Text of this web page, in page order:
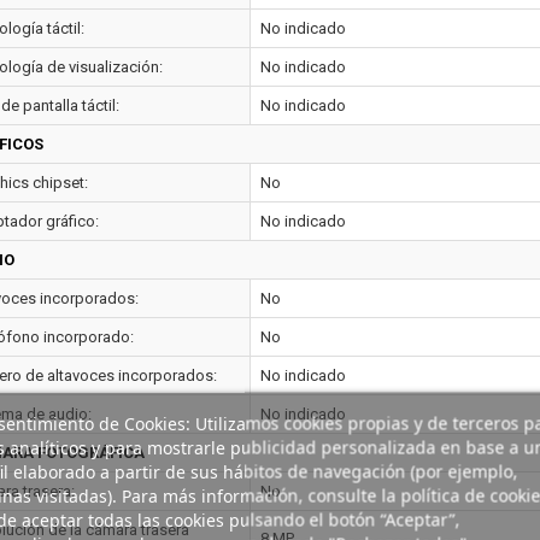
táctil: No indicado
de visualización: No indicado
pantalla táctil: No indicado
chipset: No
gráfico: No indicado
incorporados: No
incorporado: No
de altavoces incorporados: No indicado
de audio: No indicado
FOTOGRÁFICA
trasera: No
de la cámara trasera
de Cookies: Utilizamos cookies propias y de terceros
analíticos y para mostrarle publicidad personalizada en base a
elaborado a partir de sus hábitos de navegación (por ejemplo,
visitadas). Para más información, consulte la política de
aceptar todas las cookies pulsando el botón “Aceptar”,